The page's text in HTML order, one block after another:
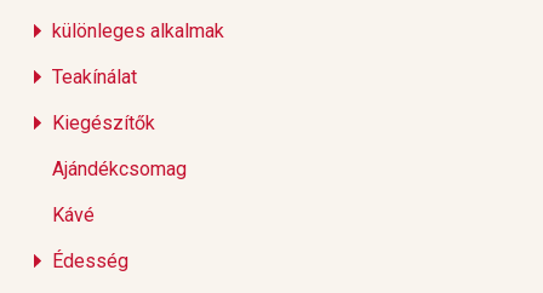
különleges alkalmak
Teakínálat
Kiegészítők
Ajándékcsomag
Kávé
Édesség